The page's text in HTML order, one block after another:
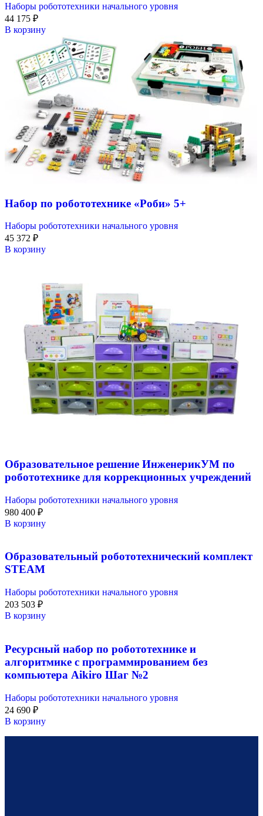
Наборы робототехники начального уровня
44 175 ₽
В корзину
Набор по робототехнике «Роби» 5+
Наборы робототехники начального уровня
45 372 ₽
В корзину
Образовательное решение ИнженерикУМ по
робототехнике для коррекционных учреждений
Наборы робототехники начального уровня
980 400 ₽
В корзину
Образовательный робототехнический комплект
STEAM
Наборы робототехники начального уровня
203 503 ₽
В корзину
Ресурсный набор по робототехнике и
алгоритмике с программированием без
компьютера Aikiro Шаг №2
Наборы робототехники начального уровня
24 690 ₽
В корзину